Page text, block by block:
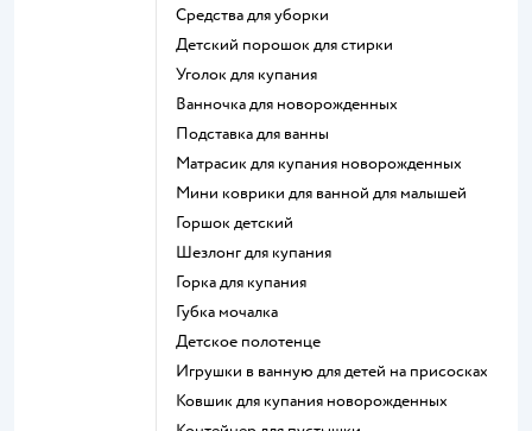
средства для уборки
детский порошок для стирки
уголок для купания
ванночка для новорожденных
подставка для ванны
матрасик для купания новорожденных
мини коврики для ванной для малышей
горшок детский
шезлонг для купания
горка для купания
губка мочалка
детское полотенце
игрушки в ванную для детей на присосках
ковшик для купания новорожденных